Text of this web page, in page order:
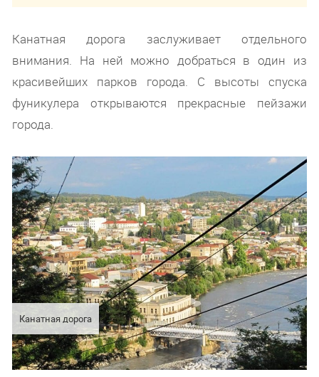
Канатная дорога заслуживает отдельного
внимания. На ней можно добраться в один из
красивейших парков города. С высоты спуска
фуникулера открываются прекрасные пейзажи
города.
Канатная дорога